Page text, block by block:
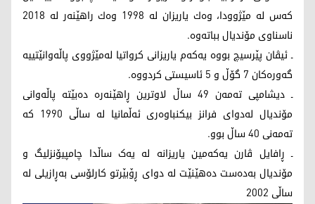
كه‌س له‌ مێژوودا، وه‌ك یاریزان له‌ 1998 وه‌ك راهێنه‌ر له‌ 2018
ناسناوی مۆندیال بباته‌وه‌.
ـ ئیڤان پێرسیچ بووه‌ یه‌كه‌م یاریزانی كرواتیا له‌مێژووی پاڵه‌وانێتییه‌
گه‌وره‌كان 7 گۆڵ و 5 ئاسیستی كردووه‌.
ـ دیشامپی ته‌مه‌ن 49 ساڵ لاوترین ڕاهێنه‌ره‌ ده‌بێته‌ پاڵه‌وانی
مۆندیال له‌دوای فرانز بیکنباوه‌ری ئه‌ڵمانیا له‌ ساڵی 1990 که‌
ته‌مه‌نی 40 ساڵ بوو.
ـ ڕافایل ڤارن یه‌که‌مین یاریزانه‌ له‌ یه‌ک ساڵدا چامپیۆنزلیگ و
مۆندیال به‌ده‌ست ده‌هێنێت له‌ دوای ڕۆبێرتو کارلۆسی به‌ڕازیلی له‌
ساڵی 2002